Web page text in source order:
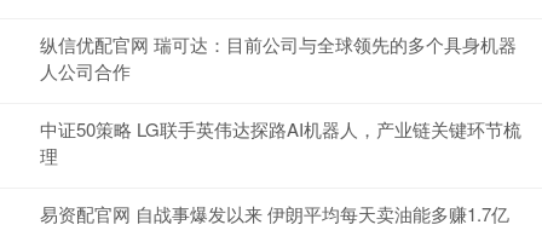
纵信优配官网 瑞可达：目前公司与全球领先的多个具身机器
人公司合作
中证50策略 LG联手英伟达探路AI机器人，产业链关键环节梳
理
易资配官网 自战事爆发以来 伊朗平均每天卖油能多赚1.7亿